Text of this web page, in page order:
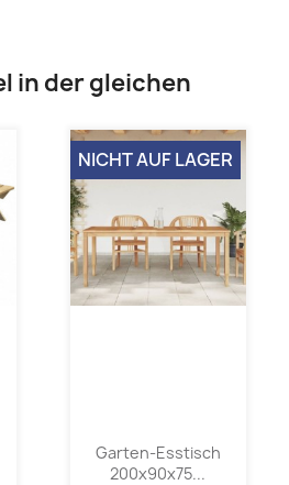
in der gleichen
Garten-Esstisch
200x90x75...
NICHT AUF LAGER